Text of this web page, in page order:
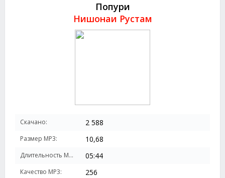
Попури
Нишонаи Рустам
Скачано: 2 588
Размер MP3: 10,68
Длительность MP3: 05:44
Качество MP3: 256